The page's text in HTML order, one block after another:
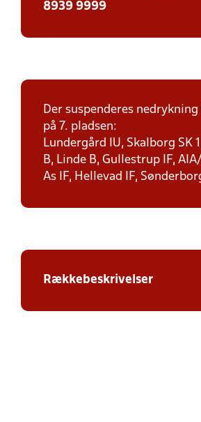
8939 9999
Der suspenderes
på 7. pladsen:
Lundergård IU, Skalborg SK
B, Linde B, Gullestrup IF,
As IF, Hellevad IF,
Rækkebeskrivelser